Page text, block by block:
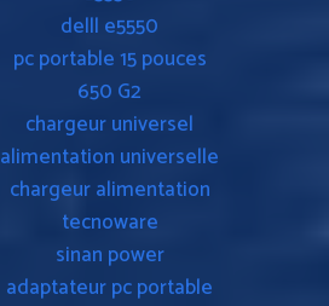
delll e5550
pc portable 15 pouces
650 G2
chargeur universel
alimentation universelle
chargeur alimentation
tecnoware
sinan power
adaptateur pc portable